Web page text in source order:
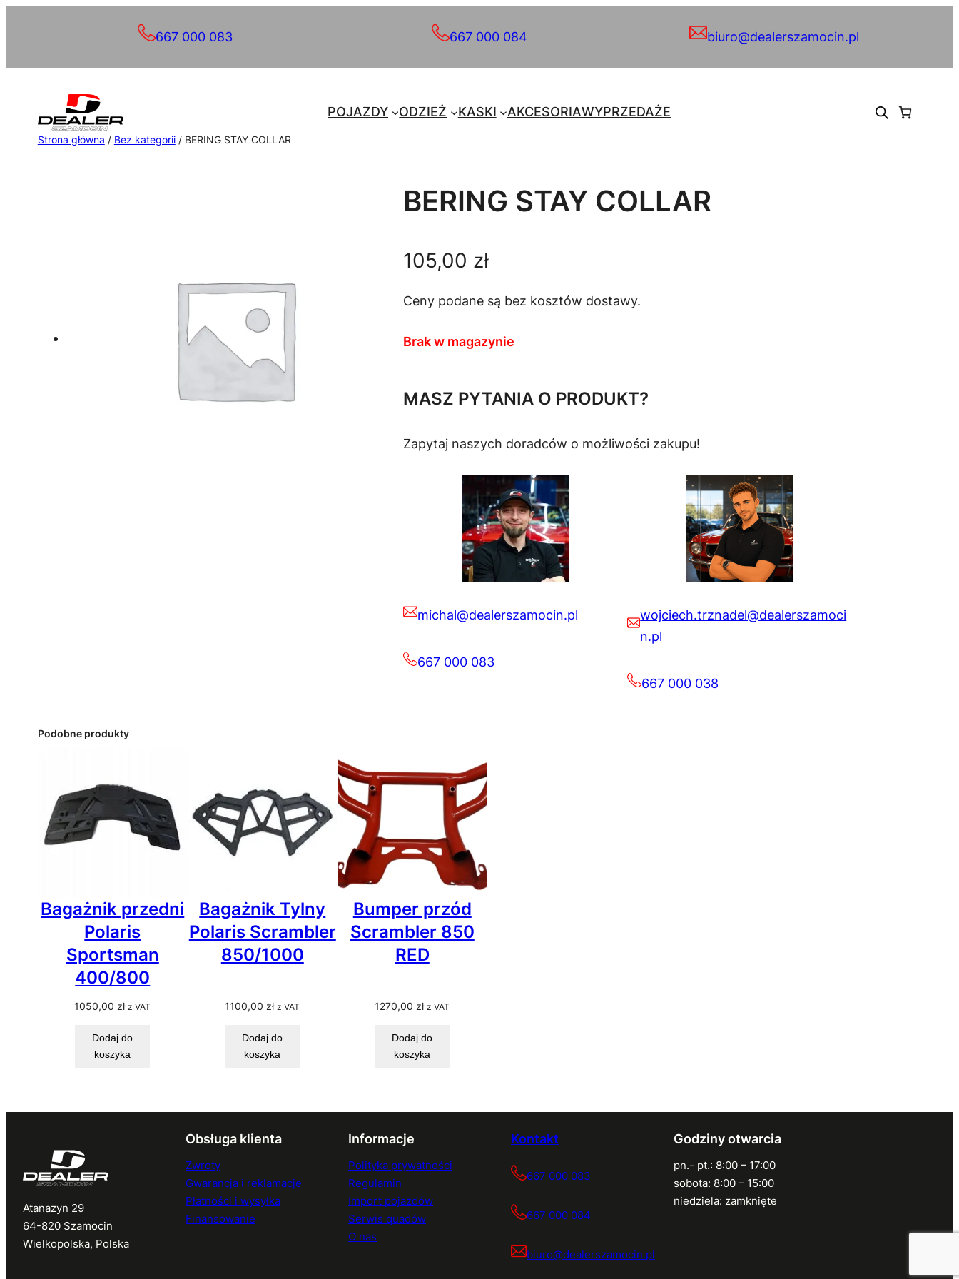
667 000 083 667 000 084 biuro@dealerszamocin.pl
POJAZDY ODZIEŻ KASKI AKCESORIAWYPRZEDAŻE
Strona główna / Bez kategorii/ BERING STAY COLLAR
BERING STAY COLLAR
105,00 zł
Ceny podane są bez kosztów dostawy.
Brak w magazynie
MASZ PYTANIA O PRODUKT?
Zapytaj naszych doradców o możliwości zakupu!
michal@dealerszamocin.pl
667 000 083
wojciech.trznadel@dealerszamoci
n.pl
667 000 038
Podobne produkty
Bagażnik przedni
Polaris
Sportsman
400/800
1050,00 zł z VAT
Dodaj do
koszyka
Bagażnik Tylny
Polaris Scrambler
850/1000
1100,00 zł z VAT
Dodaj do
koszyka
Bumper przód
Scrambler 850
RED
1270,00 zł z VAT
Dodaj do
koszyka
Atanazyn 29
64-820 Szamocin
Wielkopolska, Polska
Obsługa klienta
Zwroty
Gwarancja i reklamacje
Płatności i wysyłka
Finansowanie
Informacje
Polityka prywatności
Regulamin
Import pojazdów
Serwis quadów
O nas
Kontakt
667 000 083
667 000 084
biuro@dealerszamocin.pl
Godziny otwarcia
pn.- pt.: 8:00 – 17:00
sobota: 8:00 – 15:00
niedziela: zamknięte